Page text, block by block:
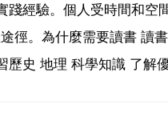
踐經驗。個人受時間和
徑。為什麼需要讀書 讀
歷史 地理 科學知識 了解